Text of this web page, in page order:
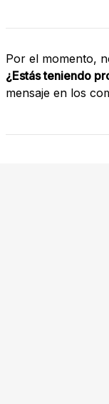
Por el momento,
¿Estás teniendo
mensaje en los